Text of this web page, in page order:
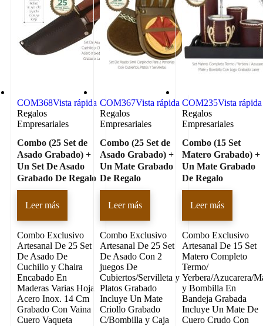
COM368Vista rápida
Regalos
Empresariales
Combo (25 Set de
Asado Grabado) +
Un Set De Asado
Grabado De Regalo
Leer más
Combo Exclusivo
Artesanal De 25 Set
De Asado De
Cuchillo y Chaira
Encabado En
Maderas Varias Hoja
Acero Inox. 14 Cm
Grabado Con Vaina
Cuero Vaqueta
COM367Vista rápida
Regalos
Empresariales
Combo (25 Set de
Asado Grabado) +
Un Mate Grabado
De Regalo
Leer más
Combo Exclusivo
Artesanal De 25 Set
De Asado Con 2
juegos De
Cubiertos/Servilleta y
Platos Grabado
Incluye Un Mate
Criollo Grabado
C/Bombilla y Caja
COM235Vista rápida
Regalos
Empresariales
Combo (15 Set
Matero Grabado) +
Un Mate Grabado
De Regalo
Leer más
Combo Exclusivo
Artesanal De 15 Set
Matero Completo
Termo/
Yerbera/Azucarera/
y Bombilla En
Bandeja Grabada
Incluye Un Mate De
Cuero Crudo Con